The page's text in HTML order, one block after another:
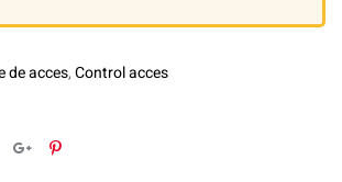
de acces,Control acces
Google+Pinterest